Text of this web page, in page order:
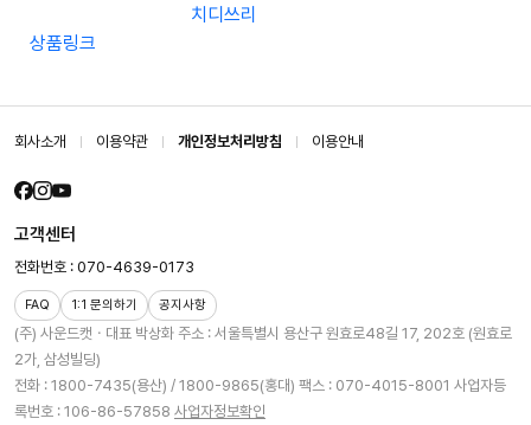
치디쓰리
상품링크
회사소개 이용약관 개인정보처리방침 이용안내
(주) 사운드캣ㆍ대표 박상화 주소 : 서울특별시 용산구 원효로48길 17, 202호 (원효로
2가, 삼성빌딩)
전화 : 1800-7435(용산) / 1800-9865(홍대) 팩스 : 070-4015-8001 사업자등
록번호 : 106-86-57858 사업자정보확인
고객센터
전화번호 : 070-4639-0173
FAQ 1:1 문의하기 공지사항